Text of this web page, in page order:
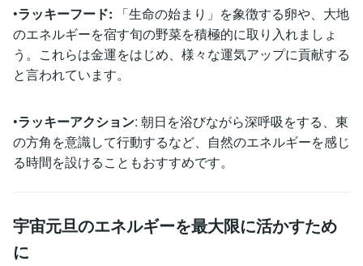
•ラッキーフード: 「生命の始まり」を象徴する卵や、大地
のエネルギーを宿す旬の野菜を積極的に取り入れましょ
う。これらは金運をはじめ、様々な運気アップに貢献する
と言われています。
•ラッキーアクション: 朝日を浴びながら深呼吸をする、東
の方角を意識して行動するなど、自然のエネルギーを感じ
る時間を設けることもおすすめです。
宇宙元旦のエネルギーを最大限に活かすため
に